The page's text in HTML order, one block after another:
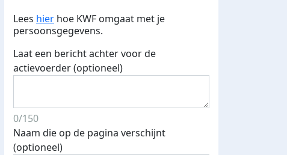
Lees hier hoe KWF omgaat met je
persoonsgegevens.
Laat een bericht achter voor de
actievoerder (optioneel)
0/150
Naam die op de pagina verschijnt
(optioneel)